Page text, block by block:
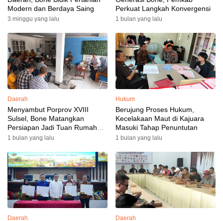
Modern dan Berdaya Saing
3 minggu yang lalu
Perkuat Langkah Konvergensi
1 bulan yang lalu
Daerah
Menyambut Porprov XVIII
Sulsel, Bone Matangkan
Persiapan Jadi Tuan Rumah
yang Berkesan: Wakil Bupati
Targetkan Venue dan
Akomodasi Rampung
1 bulan yang lalu
Hukum
Berujung Proses Hukum,
Kecelakaan Maut di Kajuara
Masuki Tahap Penuntutan
1 bulan yang lalu
Daerah Daerah